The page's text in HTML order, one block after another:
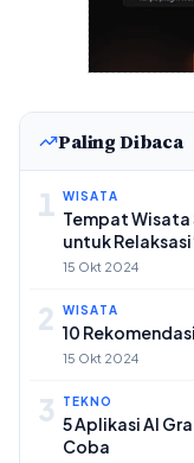
Paling Dibaca
1 WISATA
Tempat Wisata
untuk
15 Okt 2024
2 WISATA
10
15 Okt 2024
3 TEKNO
5 Aplikasi AI
Coba